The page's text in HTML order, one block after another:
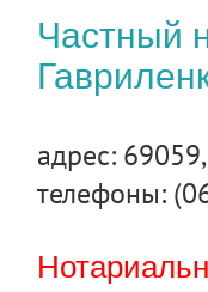
Частный
адрес:
телефоны: